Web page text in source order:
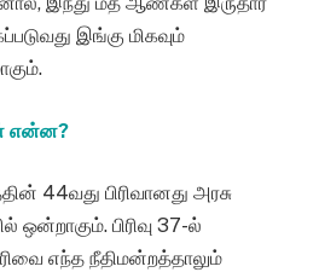
இங்கு மிகவும்
என்ன?
44வது பிரிவானது அரசு
பிரிவு 37-ல்
எந்த நீதிமன்றத்தாலும்